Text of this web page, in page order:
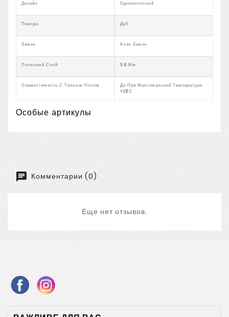
Дизайн Однополосный
Порода Дуб
Замок Клик Замок
Полезный Слой 3.6 Мм
Совместимость С Теплым Полом
Да При Максимальной Температуре
+28С
Особые артикулы
Комментарии (0)
Еще нет отзывов.